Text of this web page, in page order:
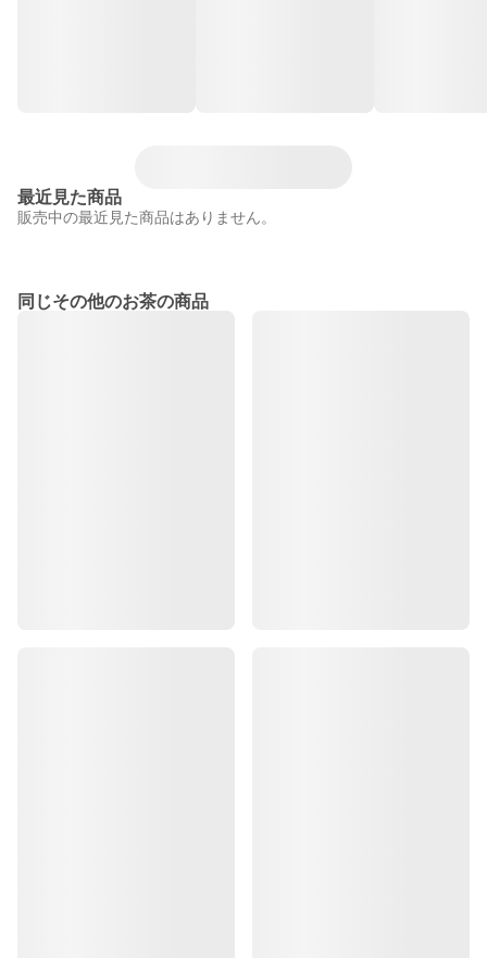
最近見た商品
販売中の最近見た商品はありません。
同じその他のお茶の商品